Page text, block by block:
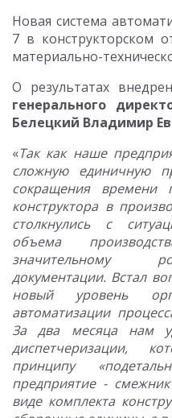
Новая система
7 в конструкторском
материально-
О результатах
генерального
Белецкий Владимир
«Так как наше
сложную единичную
сокращения времени
конструктора в
столкнулись с
объема
значительному
документации. Встал
новый уровень
автоматизации
За два месяца нам
диспетчеризации,
принципу
предприятие -
виде комплекта